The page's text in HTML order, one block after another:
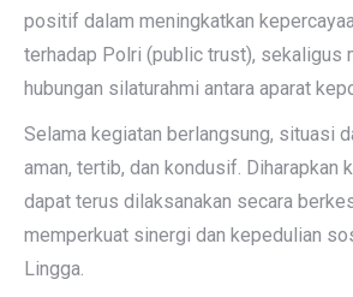
positif dalam meningkatkan
terhadap Polri (public trust), sekaligus
hubungan silaturahmi antara aparat
Selama kegiatan berlangsung, situasi
aman, tertib, dan kondusif. Diharapkan
dapat terus dilaksanakan secara
memperkuat sinergi dan kepedulian
Lingga.